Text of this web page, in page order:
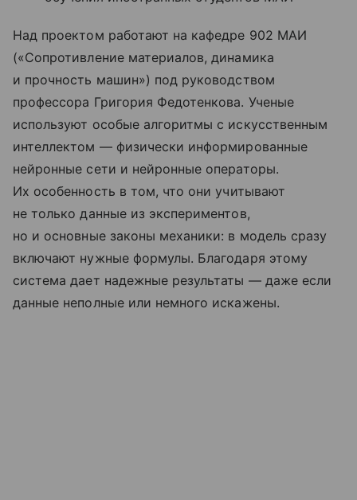
Над проектом работают на кафедре 902 МАИ
(«Сопротивление материалов, динамика
и прочность машин») под руководством
профессора Григория Федотенкова. Ученые
используют особые алгоритмы с искусственным
интеллектом — физически информированные
нейронные сети и нейронные операторы.
Их особенность в том, что они учитывают
не только данные из экспериментов,
но и основные законы механики: в модель сразу
включают нужные формулы. Благодаря этому
система дает надежные результаты — даже если
данные неполные или немного искажены.